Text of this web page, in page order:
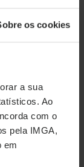
os cookies
a sua
Ao
com o
pela IMGA,
em
de gestão dos
0,50%
o ajustamento
taxas de juro